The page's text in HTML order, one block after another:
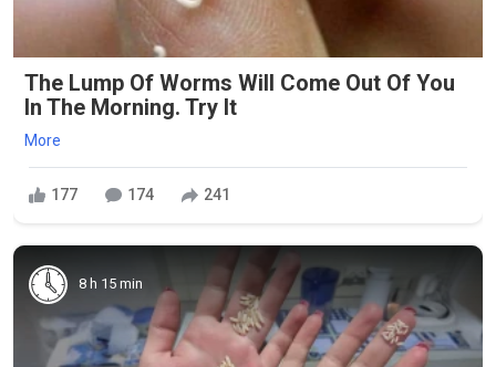
The Lump Of Worms Will Come Out Of You
In The Morning. Try It
More
177 174 241
8 h 15 min